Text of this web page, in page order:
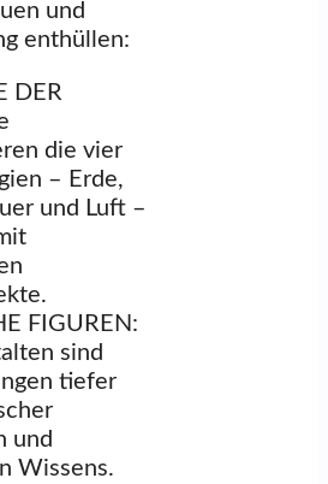
und
enthüllen:
DER
die vier
– Erde,
und Luft –
FIGUREN:
sind
tiefer
und
Wissens.